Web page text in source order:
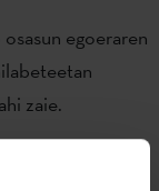
egoeraren
zaie.
helburua da